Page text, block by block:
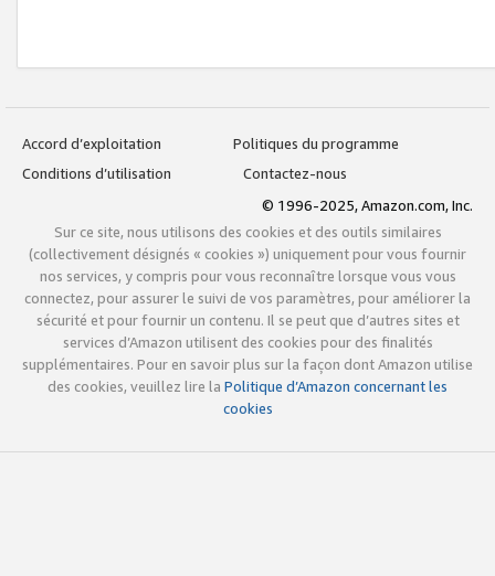
Accord d’exploitation
Politiques du programme
Conditions d’utilisation
Contactez-nous
© 1996-2025, Amazon.com, Inc.
Sur ce site, nous utilisons des cookies et des outils similaires
(collectivement désignés « cookies ») uniquement pour vous fournir
nos services, y compris pour vous reconnaître lorsque vous vous
connectez, pour assurer le suivi de vos paramètres, pour améliorer la
sécurité et pour fournir un contenu. Il se peut que d’autres sites et
services d’Amazon utilisent des cookies pour des finalités
supplémentaires. Pour en savoir plus sur la façon dont Amazon utilise
des cookies, veuillez lire la Politique d’Amazon concernant les
cookies